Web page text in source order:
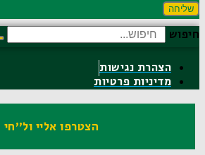
שליחה
חיפוש
הצהרת נגישות
מדיניות פרטיות
הצטרפו אליי ול"חי